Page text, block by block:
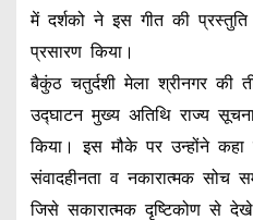
में दर्शको ने इस गीत की प्रस्तुति
प्रसारण किया।
बैकुंठ चतुर्दशी मेला श्रीनगर की
उद्घाटन मुख्य अतिथि राज्य
किया। इस मौके पर उन्होंने
संवादहीनता व नकारात्मक सोच
जिसे सकारात्मक दृष्टिकोण से